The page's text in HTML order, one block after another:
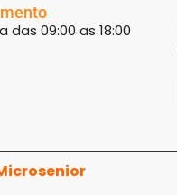
das 09:00 as 18:00